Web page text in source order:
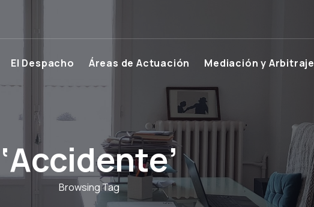
El Despacho Áreas de Actuación Mediación y Arbitraje
‘Accidente’
Browsing Tag